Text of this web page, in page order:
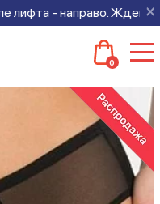
×
- направо. Ждем всех
0